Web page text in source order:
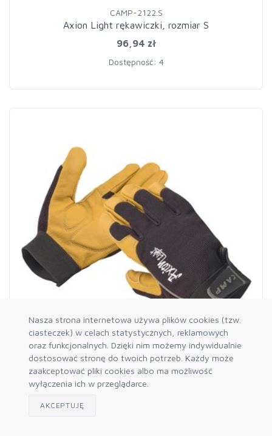
Nasza strona internetowa używa plików cookies (tzw.
ciasteczek) w celach statystycznych, reklamowych
oraz funkcjonalnych. Dzięki nim możemy indywidualnie
dostosować stronę do twoich potrzeb. Każdy może
zaakceptować pliki cookies albo ma możliwość
wyłączenia ich w przeglądarce.
AKCEPTUJĘ
CAMP-2122.S
Axion Light rękawiczki, rozmiar S
96,94 zł
Dostępność: 4
CAMP-2122.XL
Axion Light rękawiczki, rozmiar XL